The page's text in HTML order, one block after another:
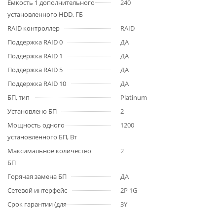
Емкость 1 дополнительного
установленного HDD, ГБ
240
RAID контроллер
RAID
Поддержка RAID 0
ДА
Поддержка RAID 1
ДА
Поддержка RAID 5
ДА
Поддержка RAID 10
ДА
БП, тип
Platinum
Установлено БП
2
Мощность одного
установленного БП, Вт
1200
Максимальное количество
БП
2
Горячая замена БП
ДА
Сетевой интерфейс
2P 1G
Срок гарантии (для
3Y